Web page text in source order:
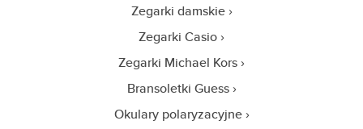
Zegarki damskie
Zegarki Casio
Zegarki Michael Kors
Bransoletki Guess
Okulary polaryzacyjne